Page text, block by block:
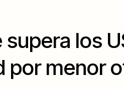
supera los
por menor